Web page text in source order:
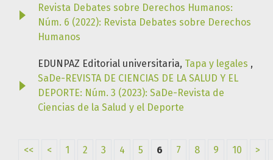
Revista Debates sobre Derechos Humanos:
Núm. 6 (2022): Revista Debates sobre Derechos
Humanos
EDUNPAZ Editorial universitaria, Tapa y legales ,
SaDe-REVISTA DE CIENCIAS DE LA SALUD Y EL
DEPORTE: Núm. 3 (2023): SaDe-Revista de
Ciencias de la Salud y el Deporte
<< < 1 2 3 4 5 6 7 8 9 10 >